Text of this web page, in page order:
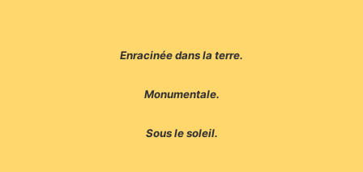
Enracinée dans la terre.
Monumentale.
Sous le soleil.